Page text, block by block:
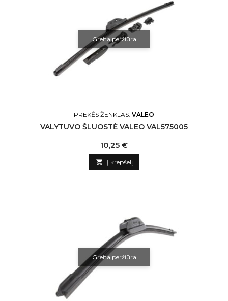
Greita peržiūra
PREKĖS ŽENKLAS: VALEO
VALYTUVO ŠLUOSTĖ VALEO VAL575005
Kaina
10,25 €
 Į krepšelį
Greita peržiūra